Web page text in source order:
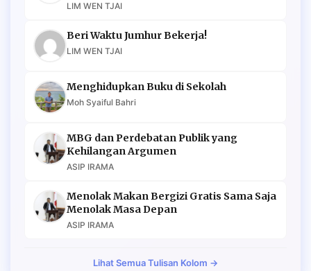
LIM WEN TJAI
Beri Waktu Jumhur Bekerja!
LIM WEN TJAI
Menghidupkan Buku di Sekolah
Moh Syaiful Bahri
MBG dan Perdebatan Publik yang
Kehilangan Argumen
ASIP IRAMA
Menolak Makan Bergizi Gratis Sama Saja
Menolak Masa Depan
ASIP IRAMA
Lihat Semua Tulisan Kolom →